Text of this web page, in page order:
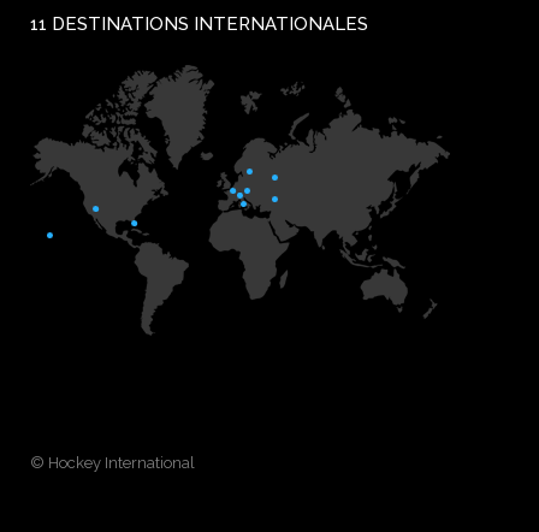
11 DESTINATIONS INTERNATIONALES
© Hockey International